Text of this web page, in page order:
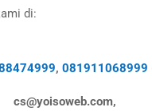
di:
, 081911068999